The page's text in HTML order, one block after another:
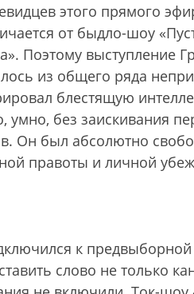
этого прямого
от быдло-шоу
Поэтому выступление
из общего ряда
блестящую
умно, без заискивания
Он был абсолютно
правоты и личной
к
слово не только